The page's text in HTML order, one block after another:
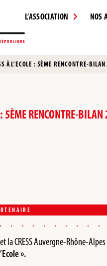
L’ASSOCIATION NOS
À L’ECOLE : 5ÈME RENCONTRE-
5ÈME RENCONTRE-
et la CRESS Auvergne-Rhône-
».